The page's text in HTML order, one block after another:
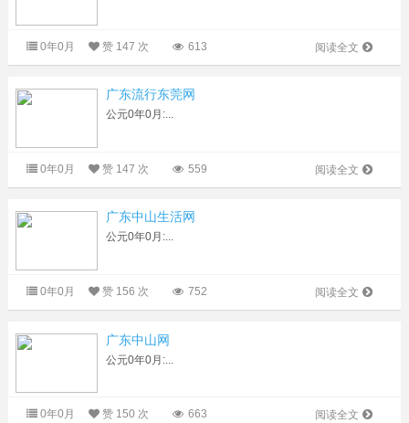
阅读全文
0年0月 赞 147 次 613
广东流行东莞网
公元0年0月:...
阅读全文
0年0月 赞 147 次 559
广东中山生活网
公元0年0月:...
阅读全文
0年0月 赞 156 次 752
广东中山网
公元0年0月:...
阅读全文
0年0月 赞 150 次 663